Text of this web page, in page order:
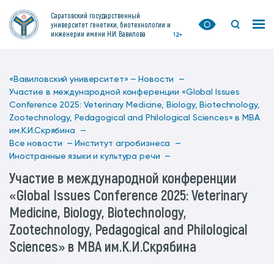
Саратовский государственный
университет генетики, биотехнологии и
инженерии имени Н.И. Вавилова
12+
«Вавиловский университет» — Новости —
Участие в международной конференции «Global Issues
Conference 2025: Veterinary Medicine, Biology, Biotechnology,
Zootechnology, Pedagogical and Philological Sciences» в МВА
им.К.И.Скрябина —
Все новости — Институт агробизнеса —
Иностранные языки и культура речи —
Участие в международной конференции
«Global Issues Conference 2025: Veterinary
Medicine, Biology, Biotechnology,
Zootechnology, Pedagogical and Philological
Sciences» в МВА им.К.И.Скрябина